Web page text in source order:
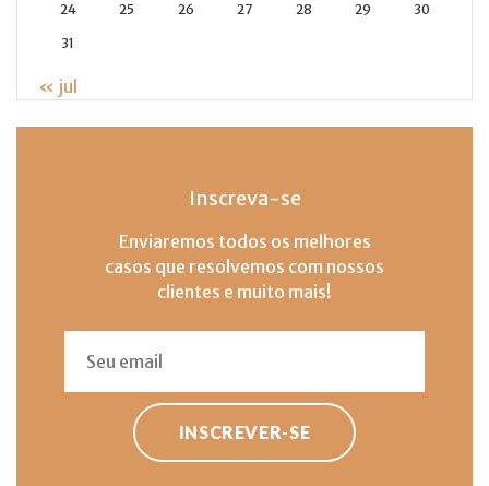
24 25 26 27 28 29 30
31
« jul
Inscreva-se
Enviaremos todos os melhores
casos que resolvemos com nossos
clientes e muito mais!
INSCREVER-SE